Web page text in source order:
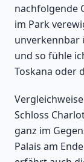
nachfolgende
im Park
unverkennbar
und so fühle
Toskana oder
Schloss
ganz im
Palais am